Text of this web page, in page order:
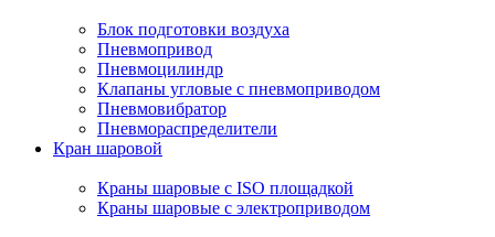
Блок подготовки воздуха
Пневмопривод
Пневмоцилиндр
Клапаны угловые с пневмоприводом
Пневмовибратор
Пневмораспределители
Кран шаровой
Краны шаровые с ISO площадкой
Краны шаровые с электроприводом